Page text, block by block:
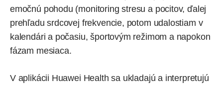
emočnú pohodu (monitoring stresu a pocitov, ďalej
prehľadu srdcovej frekvencie, potom udalostiam v
kalendári a počasiu, športovým režimom a napokon
fázam mesiaca.
V aplikácii Huawei Health sa ukladajú a interpretujú